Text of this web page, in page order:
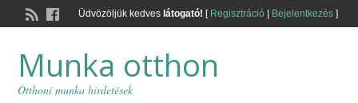
Üdvözöljük kedves látogató! [ Regisztráció Bejelentkezés]
Munka otthon
Otthoni munka hirdetések